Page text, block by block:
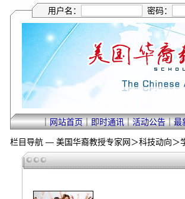
用户名： 密码：
｜网站首页｜即时通讯｜活动公告｜最
栏目导航 — 美国华裔教授专家网＞科技动向＞